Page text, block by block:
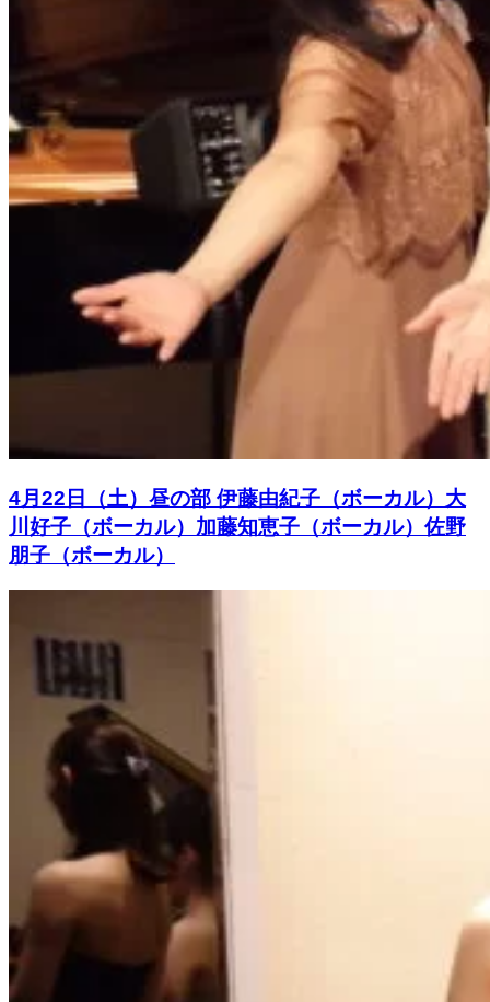
4月22日（土）昼の部 伊藤由紀子（ボーカル）大
川好子（ボーカル）加藤知恵子（ボーカル）佐野
朋子（ボーカル）